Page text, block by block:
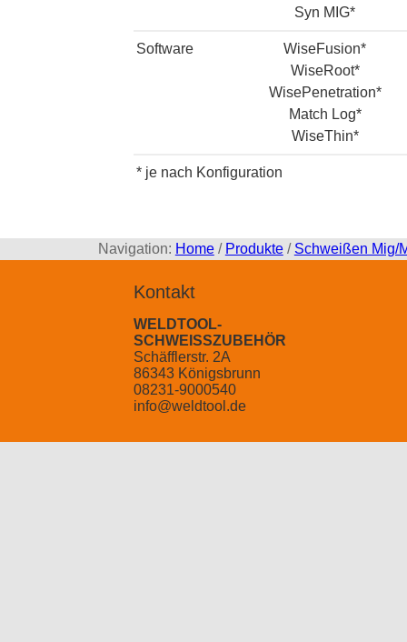
Syn MIG*
Software
WiseFusion*
WiseRoot*
WisePenetration*
Match Log*
WiseThin*
* je nach Konfiguration
Navigation: Home/ Produkte/ Schweißen Mig/
Kontakt
WELDTOOL-
SCHWEISSZUBEHÖR
Schäfflerstr. 2A
86343 Königsbrunn
08231-9000540
info@weldtool.de